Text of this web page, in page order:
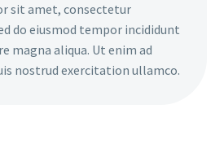
sit amet, consectetur
do eiusmod tempor incididunt
magna aliqua. Ut enim ad
nostrud exercitation ullamco.